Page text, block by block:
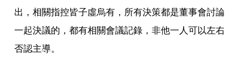
出，相關指控皆子虛烏有，所有決策都是董事會討論
一起決議的，都有相關會議記錄，非他一人可以左右
否認主導。